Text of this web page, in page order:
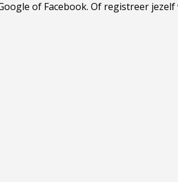
of Facebook. Of registreer